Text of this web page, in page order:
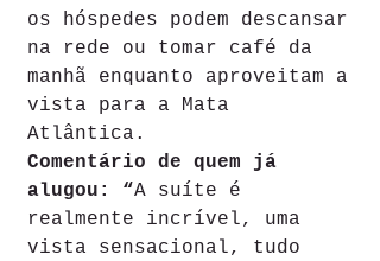
os hóspedes podem descansar
na rede ou tomar café da
manhã enquanto aproveitam a
vista para a Mata
Atlântica.
Comentário de quem já
alugou: “A suíte é
realmente incrível, uma
vista sensacional, tudo